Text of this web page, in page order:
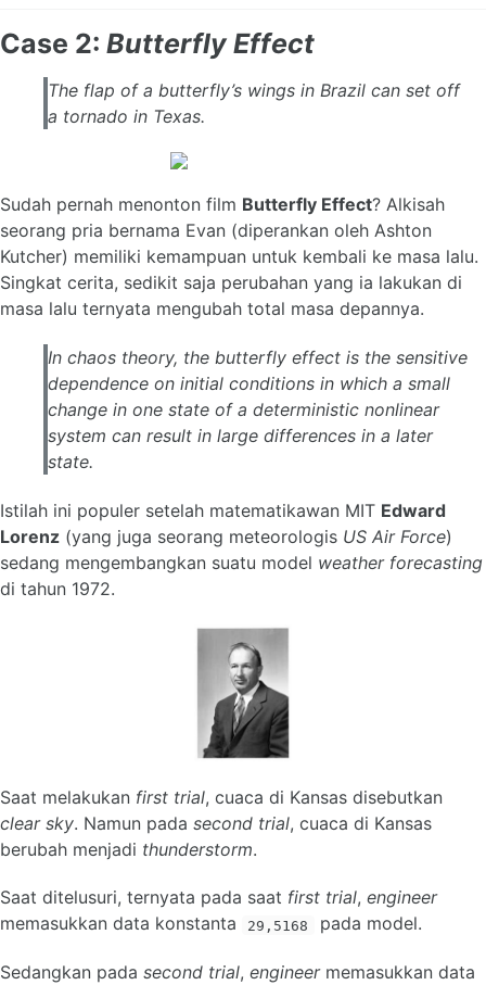
Case 2: Butterfly Effect
The flap of a butterfly’s wings in Brazil can set off
a tornado in Texas.
Sudah pernah menonton film Butterfly Effect? Alkisah
seorang pria bernama Evan (diperankan oleh Ashton
Kutcher) memiliki kemampuan untuk kembali ke masa lalu.
Singkat cerita, sedikit saja perubahan yang ia lakukan di
masa lalu ternyata mengubah total masa depannya.
In chaos theory, the butterfly effect is the sensitive
dependence on initial conditions in which a small
change in one state of a deterministic nonlinear
system can result in large differences in a later
state.
Istilah ini populer setelah matematikawan MIT Edward
Lorenz (yang juga seorang meteorologis US Air Force)
sedang mengembangkan suatu model weather forecasting
di tahun 1972.
Saat melakukan first trial, cuaca di Kansas disebutkan
clear sky. Namun pada second trial, cuaca di Kansas
berubah menjadi thunderstorm.
Saat ditelusuri, ternyata pada saat first trial, engineer
memasukkan data konstanta
29,5168 pada model.
Sedangkan pada second trial, engineermemasukkan data